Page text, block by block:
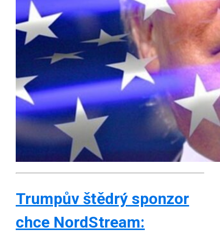
Trumpův štědrý sponzor
chce NordStream: